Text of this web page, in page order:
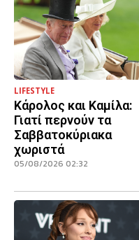
LIFESTYLE
Κάρολος και Καμίλα:
Γιατί περνούν τα
Σαββατοκύριακα
χωριστά
05/08/2026 02:32